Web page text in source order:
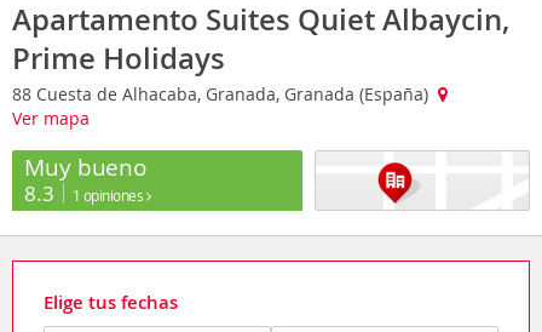
Apartamento Suites Quiet Albaycin,
Prime Holidays
88 Cuesta de Alhacaba, Granada, Granada (España)
Ver mapa
Muy bueno
8.3 1 opiniones
Elige tus fechas